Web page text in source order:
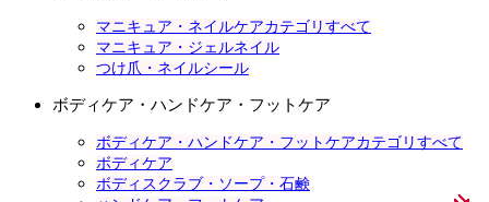
マニキュア・ネイルケアカテゴリすべて
マニキュア・ジェルネイル
つけ爪・ネイルシール
ボディケア・ハンドケア・フットケア
ボディケア・ハンドケア・フットケアカテゴリすべて
ボディケア
ボディスクラブ・ソープ・石鹸